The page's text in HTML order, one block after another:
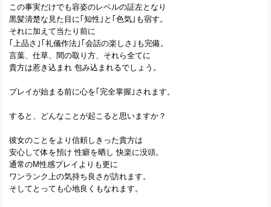
この事実だけでも容姿のレベルの証左となり
黒髪清楚な見た目に｢知性｣と｢色気｣も宿す。
それに加えて当たり前に
｢上品さ｣｢礼儀作法｣｢会話の楽しさ｣も完備。
言葉、仕草、間の取り方、それら全てに
貴方は惹き込まれ 包み込まれるでしょう。
プレイが始まる前に心を｢完全掌握｣されます。
すると、どんなことが起こると思いますか？
彼女のことをより信頼しきった貴方は
安心して体を預け 性癖を晒し 快楽に没頭。
通常のM性感プレイよりも更に
ワンランク上の気持ち良さが訪れます。
そしてとっても心地良くもなれます。